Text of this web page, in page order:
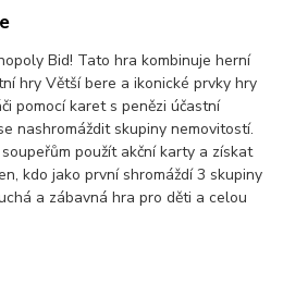
Bid! Tato hra kombinuje herní
hry Větší bere a ikonické prvky hry
pomocí karet s penězi účastní
nashromáždit skupiny nemovitostí.
použít akční karty a získat
kdo jako první shromáždí 3 skupiny
a zábavná hra pro děti a celou